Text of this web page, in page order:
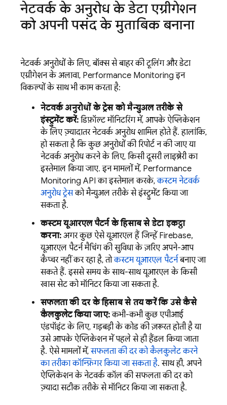
नेटवर्क के अनुरोध के डेटा एग्रीगेशन
को अपनी पसंद के मुताबिक बनाना
नेटवर्क अनुरोधों के लिए, बॉक्स से बाहर की टूलिंग और डेटा
एग्रीगेशन के अलावा, Performance Monitoring इन
विकल्पों के साथ भी काम करता है:
नेटवर्क अनुरोधों के ट्रेस को मैन्युअल तरीके से
इंस्ट्रुमेंट करें: डिफ़ॉल्ट मॉनिटरिंग में, आपके ऐप्लिकेशन
के लिए ज़्यादातर नेटवर्क अनुरोध शामिल होते हैं. हालांकि,
हो सकता है कि कुछ अनुरोधों की रिपोर्ट न की जाए या
नेटवर्क अनुरोध करने के लिए, किसी दूसरी लाइब्रेरी का
इस्तेमाल किया जाए. इन मामलों में, Performance
Monitoring API का इस्तेमाल करके,कस्टम नेटवर्क
अनुरोध ट्रेसको मैन्युअल तरीके से इंस्ट्रुमेंट किया जा
सकता है.
कस्टम यूआरएल पैटर्न के हिसाब से डेटा इकट्ठा
करना: अगर कुछ ऐसे यूआरएल हैं जिन्हें Firebase,
यूआरएल पैटर्न मैचिंग की सुविधा के ज़रिए अपने-आप
कैप्चर नहीं कर रहा है, तोकस्टम यूआरएल पैटर्नबनाए जा
सकते हैं. इससे समय के साथ-साथ यूआरएल के किसी
खास सेट को मॉनिटर किया जा सकता है.
सफलता की दर के हिसाब से तय करें कि उसे कैसे
कैलकुलेट किया जाए:कभी-कभी कुछ एपीआई
एंडपॉइंट के लिए, गड़बड़ी के कोड की ज़रूरत होती है या
उसे आपके ऐप्लिकेशन में पहले से ही हैंडल किया जाता
है. ऐसे मामलों में,सफलता की दर को कैलकुलेट करने
का तरीका कॉन्फ़िगर किया जा सकता है. साथ ही, अपने
ऐप्लिकेशन के नेटवर्क कॉल की सफलता की दर को
ज़्यादा सटीक तरीके से मॉनिटर किया जा सकता है.